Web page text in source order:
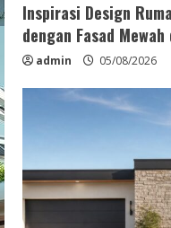
Inspirasi Design
dengan Fasad
admin 05/08/2026